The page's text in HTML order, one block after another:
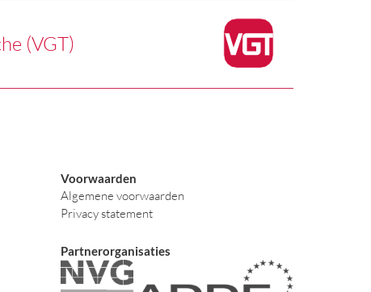
(VGT)
Voorwaarden
Algemene voorwaarden
Privacy statement
Partnerorganisaties